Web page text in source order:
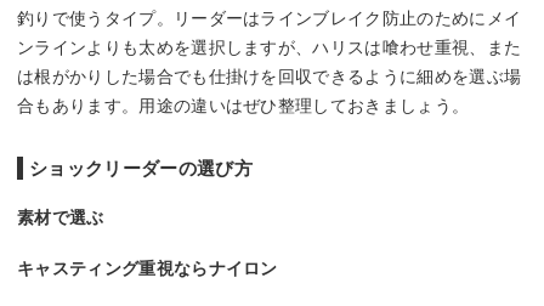
釣りで使うタイプ。リーダーはラインブレイク防止のためにメイ
ンラインよりも太めを選択しますが、ハリスは喰わせ重視、また
は根がかりした場合でも仕掛けを回収できるように細めを選ぶ場
合もあります。用途の違いはぜひ整理しておきましょう。
ショックリーダーの選び方
素材で選ぶ
キャスティング重視ならナイロン